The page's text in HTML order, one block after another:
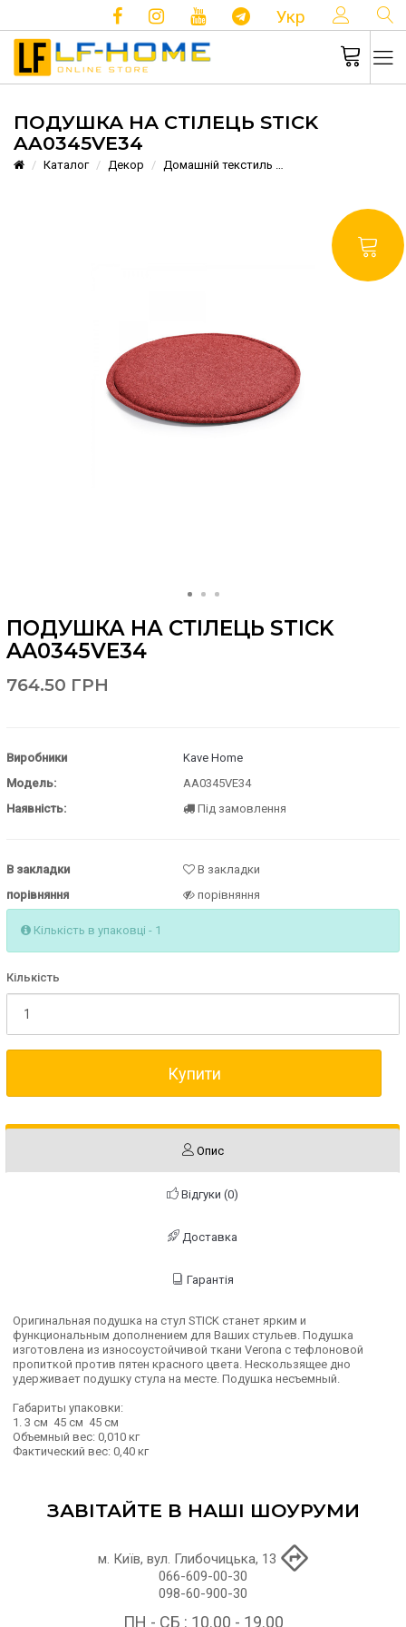
Укр
ПОДУШКА НА СТІЛЕЦЬ STICK
AA0345VE34
Каталог Декор Домашній текстиль
ПОДУШКА НА СТІЛЕЦЬ STICK
AA0345VE34
764.50 ГРН
Виробники
Kave Home
Модель:
AA0345VE34
Наявність:
Під замовлення
В закладки
В закладки
порівняння
порівняння
Кількість в упаковці - 1
Кількість
Купити
Опис
Відгуки (0)
Доставка
Гарантія
Оригинальная подушка на стул STICK станет ярким и
функциональным дополнением для Ваших стульев. Подушка
изготовлена из износоустойчивой ткани Verona с тефлоновой
пропиткой против пятен красного цвета. Нескользящее дно
удерживает подушку стула на месте. Подушка несъемный.
Габариты упаковки:
1. 3 см 45 см 45 см
Объемный вес: 0,010 кг
Фактический вес: 0,40 кг
ЗАВІТАЙТЕ В НАШІ ШОУРУМИ
м. Київ, вул. Глибочицька, 13
066-609-00-30
098-60-900-30
ПН - СБ : 10.00 - 19.00